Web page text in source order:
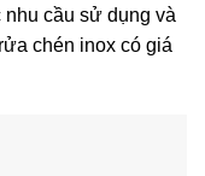
cầu sử dụng và
chén inox có giá